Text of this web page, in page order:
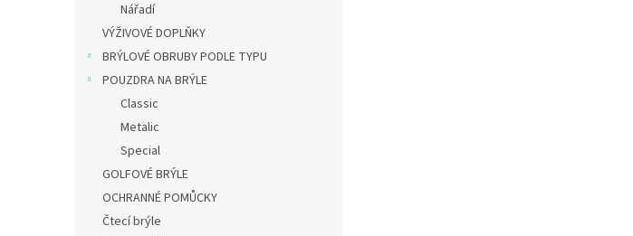
Nářadí
VÝŽIVOVÉ DOPLŇKY
BRÝLOVÉ OBRUBY PODLE TYPU
POUZDRA NA BRÝLE
Classic
Metalic
Special
GOLFOVÉ BRÝLE
OCHRANNÉ POMŮCKY
Čtecí brýle